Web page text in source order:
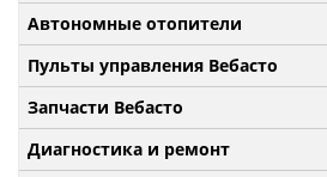
Автономные отопители
Пульты управления Вебасто
Запчасти Вебасто
Диагностика и ремонт